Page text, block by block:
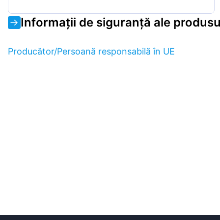
Informații de siguranță ale
Producător/Persoană responsabilă în UE